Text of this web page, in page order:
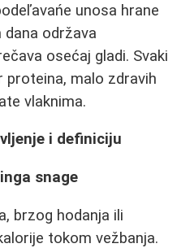
unosa hrane
održava
osećaj gladi. Svaki
malo zdravih
vlaknima.
i definiciju
snage
brzog hodanja ili
tokom vežbanja.